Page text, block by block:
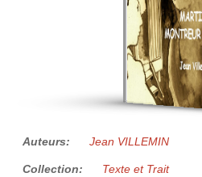
Auteurs: Jean VILLEMIN
Collection: Texte et Trait